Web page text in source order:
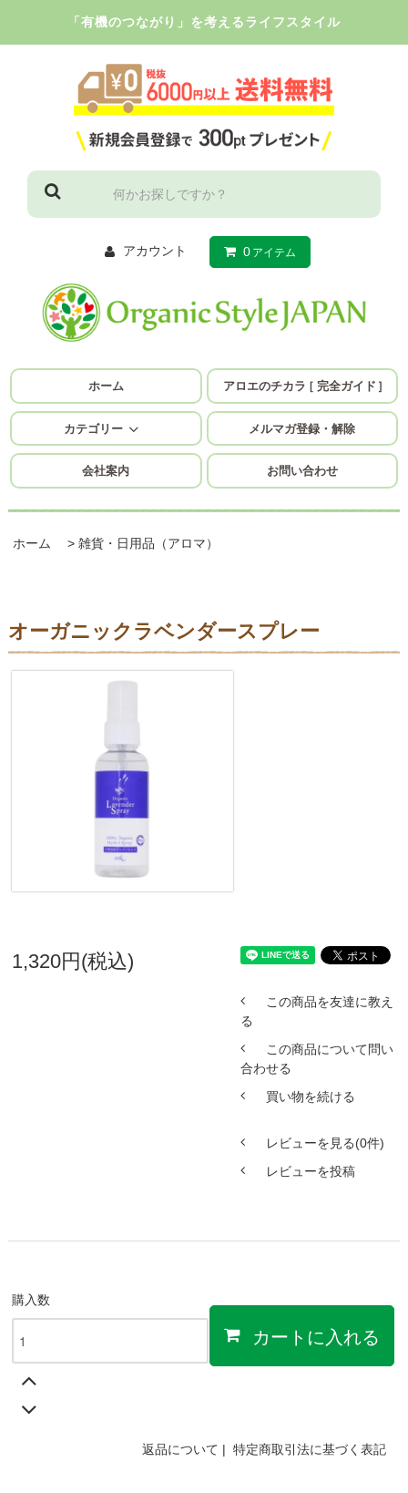
「有機のつながり」を考えるライフスタイル
アカウント 0 アイテム
ホーム アロエのチカラ［完全ガイド］
カテゴリー メルマガ登録・解除
会社案内 お問い合わせ
ホーム > 雑貨・日用品（アロマ）
オーガニックラベンダースプレー
1,320円(税込)
この商品を友達に教え
る
この商品について問い
合わせる
買い物を続ける
レビューを見る(0件)
レビューを投稿
購入数
カートに入れる
返品について |特定商取引法に基づく表記